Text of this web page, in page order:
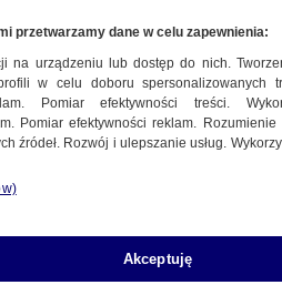
przetwarzamy dane w celu zapewnienia:
na urządzeniu lub dostęp do nich.
w celu doboru spersonalizowanych
Pomiar efektywności treści.
Pomiar efektywności reklam.
źródeł. Rozwój i ulepszanie usług.
Akceptuję